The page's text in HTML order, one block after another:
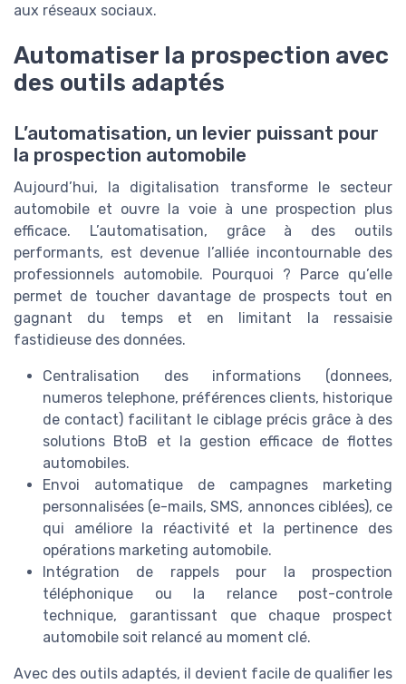
aux réseaux sociaux.
Automatiser la prospection avec
des outils adaptés
L’automatisation, un levier puissant pour
la prospection automobile
Aujourd’hui, la digitalisation transforme le secteur
automobile et ouvre la voie à une prospection plus
efficace. L’automatisation, grâce à des outils
performants, est devenue l’alliée incontournable des
professionnels automobile. Pourquoi ? Parce qu’elle
permet de toucher davantage de prospects tout en
gagnant du temps et en limitant la ressaisie
fastidieuse des données.
Centralisation des informations (donnees,
numeros telephone, préférences clients, historique
de contact) facilitant le ciblage précis grâce à des
solutions BtoB et la gestion efficace de flottes
automobiles.
Envoi automatique de campagnes marketing
personnalisées (e-mails, SMS, annonces ciblées), ce
qui améliore la réactivité et la pertinence des
opérations marketing automobile.
Intégration de rappels pour la prospection
téléphonique ou la relance post-controle
technique, garantissant que chaque prospect
automobile soit relancé au moment clé.
Avec des outils adaptés, il devient facile de qualifier les